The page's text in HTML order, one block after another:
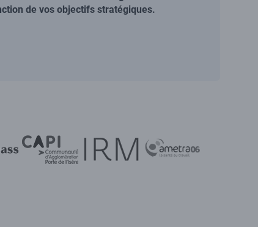
de vos objectifs stratégiques.